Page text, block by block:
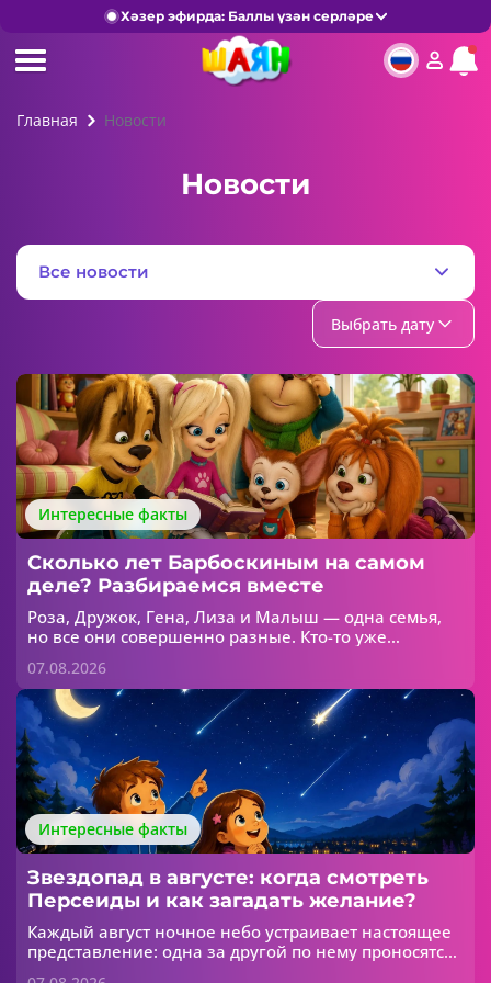
Хәзер эфирда: Баллы үзән серләре
Главная Новости
Новости
Все новости
Выбрать дату
Интересные факты
Сколько лет Барбоскиным на самом
деле? Разбираемся вместе
Роза, Дружок, Гена, Лиза и Малыш — одна семья,
но все они совершенно разные. Кто-то уже
футболе, а кто-то пока больше всего любит
игрушки. Но сколько лет каждому из Барбоскиных?
07.08.2026
Интересные факты
Звездопад в августе: когда смотреть
Персеиды и как загадать желание?
Каждый август ночное небо устраивает настоящее
представление: одна за другой по нему проносятся